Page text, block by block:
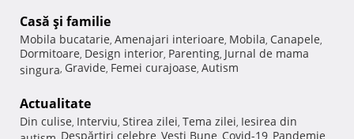
Casă şi familie
Mobila bucatarie, Amenajari interioare, Mobila, Canapele,
Dormitoare, Design interior, Parenting, Jurnal de mama
singura, Gravide, Femei curajoase, Autism
Actualitate
Din culise, Interviu, Stirea zilei, Tema zilei, Iesirea din
autism, Despărţiri celebre, Vesti Bune, Covid-19, Pandemie